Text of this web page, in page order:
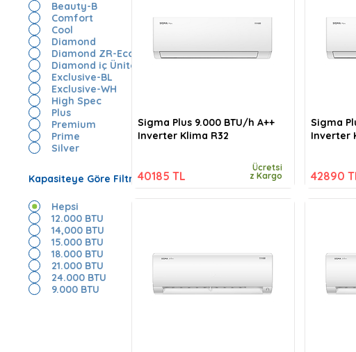
Beauty-B
Comfort
Cool
Diamond
Diamond ZR-Eco
Diamond iç Ünite
Exclusive-BL
Exclusive-WH
High Spec
Plus
Premium
Prime
Silver
Kapasiteye Göre Filtrele
Hepsi
12.000 BTU
14,000 BTU
15.000 BTU
18.000 BTU
21.000 BTU
24.000 BTU
9.000 BTU
Sigma Plus 9.000 BTU/h A++
Inverter Klima R32
40185 TL
Ücretsi
z Kargo
Sigma
Inverter
42890